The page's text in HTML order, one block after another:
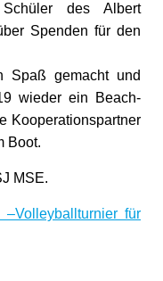
des Albert
Spenden für den
Spaß gemacht und
wieder ein Beach-
Kooperationspartner
Boot.
MSE.
für